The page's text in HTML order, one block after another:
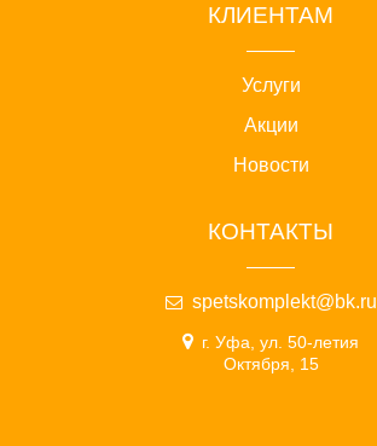
КЛИЕНТАМ
Услуги
Акции
Новости
КОНТАКТЫ
spetskomplekt@bk.ru
г. Уфа, ул. 50-летия
Октября, 15